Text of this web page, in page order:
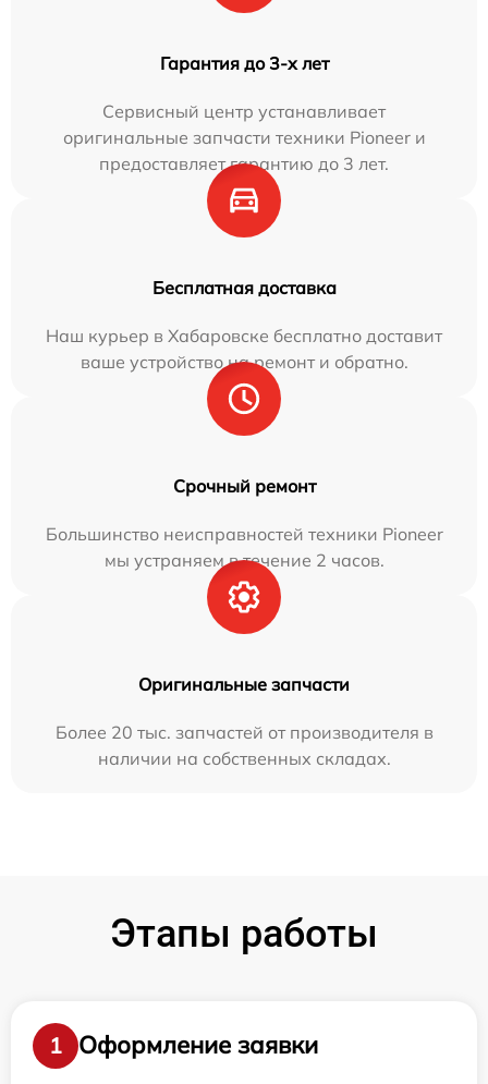
Гарантия до 3-х лет
Сервисный центр устанавливает
оригинальные запчасти техники Pioneer и
предоставляет гарантию до 3 лет.
Бесплатная доставка
Наш курьер в Хабаровске бесплатно доставит
ваше устройство на ремонт и обратно.
Срочный ремонт
Большинство неисправностей техники Pioneer
мы устраняем в течение 2 часов.
Оригинальные запчасти
Более 20 тыс. запчастей от производителя в
наличии на собственных складах.
Этапы работы
1
Оформление заявки